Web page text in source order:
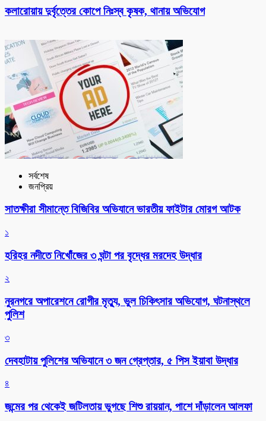
কলারোয়ায় দুর্বৃত্তের কোপে নিঃস্ব কৃষক, থানায় অভিযোগ
সর্বশেষ
জনপ্রিয়
সাতক্ষীরা সীমান্তে বিজিবির অভিযানে ভারতীয় ফাইটার মোরগ আটক
১
হরিহর নদীতে নিখোঁজের ৩ ঘন্টা পর বৃদ্ধের মরদেহ উদ্ধার
২
নুরনগরে অপারেশনে রোগীর মৃত্যু, ভুল চিকিৎসার অভিযোগ, ঘটনাস্থলে
পুলিশ
৩
দেবহাটায় পুলিশের অভিযানে ৩ জন গ্রেপ্তার, ৫ পিস ইয়াবা উদ্ধার
৪
জন্মের পর থেকেই জটিলতায় ভুগছে শিশু রায়য়ান, পাশে দাঁড়ালেন আলফা